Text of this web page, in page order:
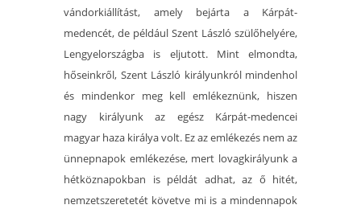
vándorkiállítást, amely bejárta a Kárpát-
medencét, de például Szent László szülőhelyére,
Lengyelországba is eljutott. Mint elmondta,
hőseinkről, Szent László királyunkról mindenhol
és mindenkor meg kell emlékeznünk, hiszen
nagy királyunk az egész Kárpát-medencei
magyar haza királya volt. Ez az emlékezés nem az
ünnepnapok emlékezése, mert lovagkirályunk a
hétköznapokban is példát adhat, az ő hitét,
nemzetszeretetét követve mi is a mindennapok